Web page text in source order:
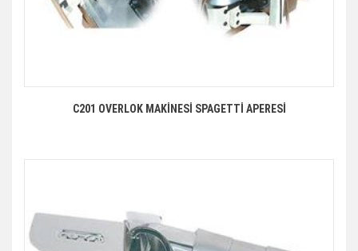
C201 OVERLOK MAKİNESİ SPAGETTİ APERESİ